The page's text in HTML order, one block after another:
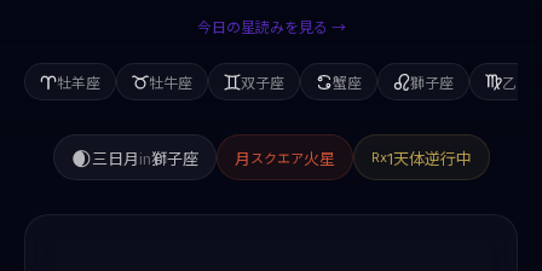
今日の星読みを見る →
牡羊座 牡牛座 双子座 蟹座 獅子座 乙女
🌒三日月in獅子座 月 スクエア火星 Rx1天体逆行中